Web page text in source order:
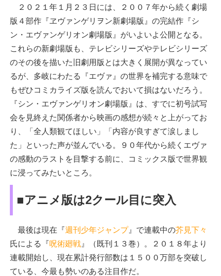
２０２１年１月２３日には、２００７年から続く劇場
版４部作『ヱヴァンゲリヲン新劇場版』の完結作『シ
ン・エヴァンゲリオン劇場版』がいよいよ公開となる。
これらの新劇場版も、テレビシリーズやテレビシリーズ
のその後を描いた旧劇用版とは大きく展開が異なってい
るが、多岐にわたる『エヴァ』の世界を補完する意味で
もぜひコミカライズ版を読んでおいて損はないだろう。
『シン・エヴァンゲリオン劇場版』は、すでに初号試写
会を見終えた関係者から映画の感想が続々と上がってお
り、「全人類観てほしい」「内容が良すぎて涙しまし
た」といった声が並んでいる。９０年代から続くエヴァ
の感動のラストを目撃する前に、コミックス版で世界観
に浸ってみたいところ。
■アニメ版は2クール目に突入
最後は現在『週刊少年ジャンプ』で連載中の芥見下々
氏による『呪術廻戦 』（既刊１３巻）。２０１８年より
連載開始し、現在累計発行部数は１５００万部を突破し
ている、今最も勢いのある注目作だ。